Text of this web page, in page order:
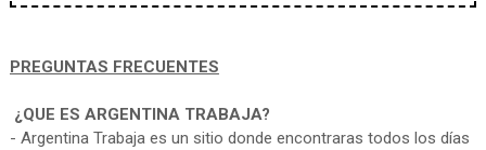
PREGUNTAS FRECUENTES
¿QUE ES ARGENTINA TRABAJA?
- Argentina Trabaja es un sitio donde encontraras todos los días